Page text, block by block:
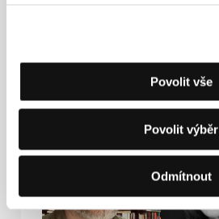
Povolit vše
Povolit výběr
Odmítnout